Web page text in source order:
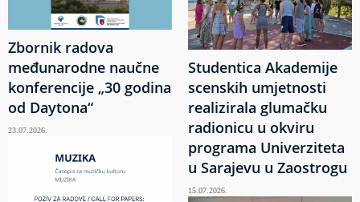
Zbornik radova
međunarodne naučne
konferencije „30 godina
od Daytona“
23.07.2026.
Studentica Akademije
scenskih umjetnosti
realizirala glumačku
radionicu u okviru
programa Univerziteta
u Sarajevu u Zaostrogu
15.07.2026.